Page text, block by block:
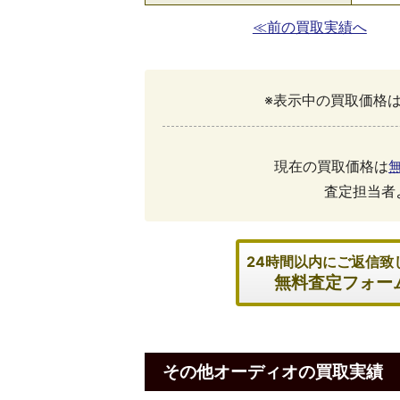
≪前の買取実績へ
※表示中の買取価格
現在の買取価格は
査定担当
24時間以内にご返信致
無料査定フォー
その他オーディオの買取実績